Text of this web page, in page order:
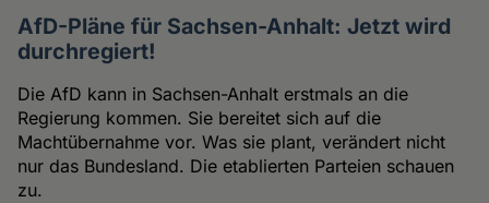
AfD-Pläne für Sachsen-Anhalt: Jetzt wird
durchregiert!
Die AfD kann in Sachsen-Anhalt erstmals an die
Regierung kommen. Sie bereitet sich auf die
Machtübernahme vor. Was sie plant, verändert nicht
nur das Bundesland. Die etablierten Parteien schauen
zu.